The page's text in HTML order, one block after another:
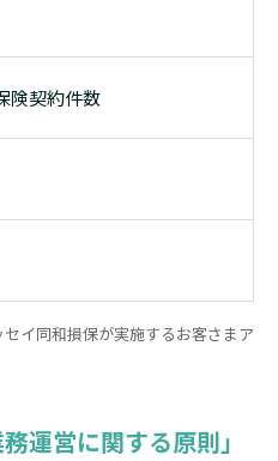
険契約件数
イ同和損保が実施するお客さまア
運営に関する原則」